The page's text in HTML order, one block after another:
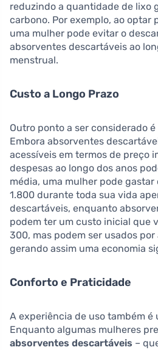
reduzindo a quantidade de lixo
carbono. Por exemplo, ao optar
uma mulher pode evitar o
absorventes descartáveis ao
menstrual.
Custo a Longo Prazo
Outro ponto a ser considerado é
Embora absorventes
acessíveis em termos de preço
despesas ao longo dos anos
média, uma mulher pode gastar
1.800 durante toda sua vida
descartáveis, enquanto
podem ter um custo inicial que
300, mas podem ser usados
gerando assim uma economia
Conforto e Praticidade
A experiência de uso também é
Enquanto algumas mulheres
absorventes descartáveis –